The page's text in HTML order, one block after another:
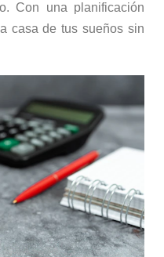
Con una planificación
casa de tus sueños sin